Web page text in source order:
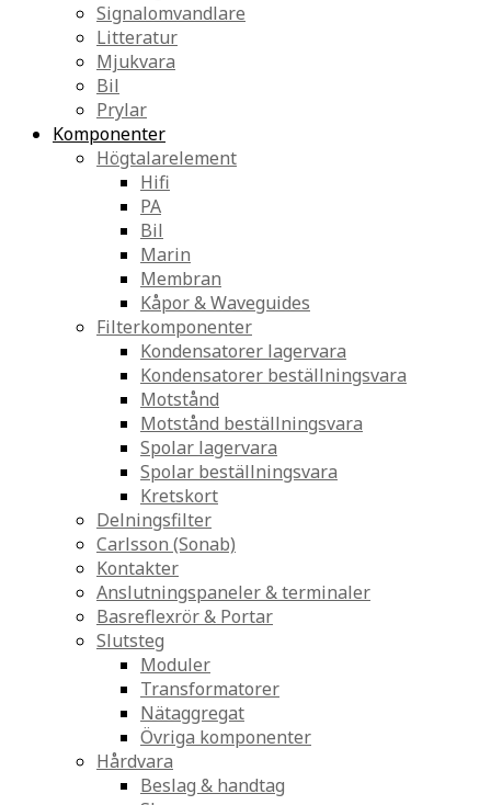
Signalomvandlare
Litteratur
Mjukvara
Bil
Prylar
Komponenter
Högtalarelement
Hifi
PA
Bil
Marin
Membran
Kåpor & Waveguides
Filterkomponenter
Kondensatorer lagervara
Kondensatorer beställningsvara
Motstånd
Motstånd beställningsvara
Spolar lagervara
Spolar beställningsvara
Kretskort
Delningsfilter
Carlsson (Sonab)
Kontakter
Anslutningspaneler & terminaler
Basreflexrör & Portar
Slutsteg
Moduler
Transformatorer
Nätaggregat
Övriga komponenter
Hårdvara
Beslag & handtag